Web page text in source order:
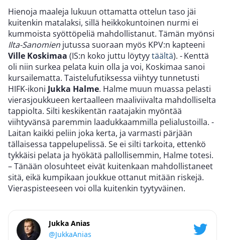
Hienoja maaleja lukuun ottamatta ottelun taso jäi
kuitenkin matalaksi, sillä heikkokuntoinen nurmi ei
kummoista syöttöpeliä mahdollistanut. Tämän myönsi
Ilta-Sanomien jutussa suoraan myös KPV:n kapteeni
Ville Koskimaa (IS:n koko juttu löytyytäältä). - Kenttä
oli niin surkea pelata kuin olla ja voi, Koskimaa sanoi
kursailematta. Taistelufutiksessa viihtyy tunnetusti
HIFK-ikoni Jukka Halme. Halme muun muassa pelasti
vierasjoukkueen kertaalleen maaliviivalta mahdolliselta
tappiolta. Silti keskikentän raatajakin myöntää
viihtyvänsä paremmin laadukkaammilla pelialustoilla. -
Laitan kaikki peliin joka kerta, ja varmasti pärjään
tällaisessa tappelupelissä. Se ei silti tarkoita, ettenkö
tykkäisi pelata ja hyökätä pallollisemmin, Halme totesi.
– Tänään olosuhteet eivät kuitenkaan mahdollistaneet
sitä, eikä kumpikaan joukkue ottanut mitään riskejä.
Vieraspisteeseen voi olla kuitenkin tyytyväinen.
Jukka Anias
@JukkaAnias